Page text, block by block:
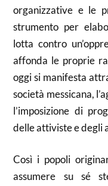
organizzative e le
strumento per
lotta contro
affonda le proprie
oggi si manifesta
società messicana,
l’imposizione di
delle attiviste e degli
Così i popoli
assumere su sé